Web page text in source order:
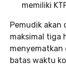
memiliki
Pemudik
maksimal tiga
menyematkan
batas waktu